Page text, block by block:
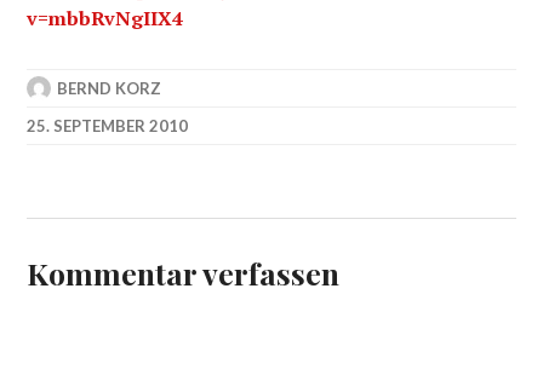
v=mbbRvNgIIX4
BERND KORZ
25. SEPTEMBER 2010
Kommentar verfassen